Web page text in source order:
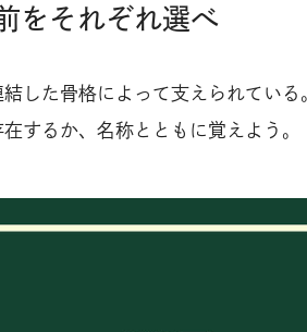
をそれぞれ選べ
した骨格によって支えられている
するか、名称とともに覚えよう。